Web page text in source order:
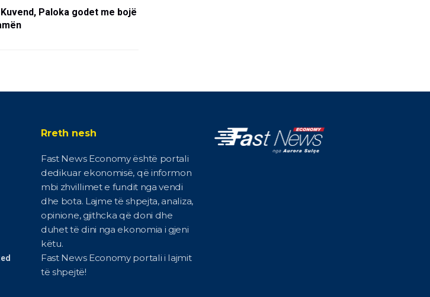
Paloka godet me bojë
Rreth nesh
Fast News Economy është portali
dedikuar ekonomisë, që informon
mbi zhvillimet e fundit nga vendi
dhe bota. Lajme të shpejta, analiza,
opinione, gjithcka që doni dhe
duhet të dini nga ekonomia i gjeni
këtu.
Fast News Economy portali i lajmit
të shpejtë!